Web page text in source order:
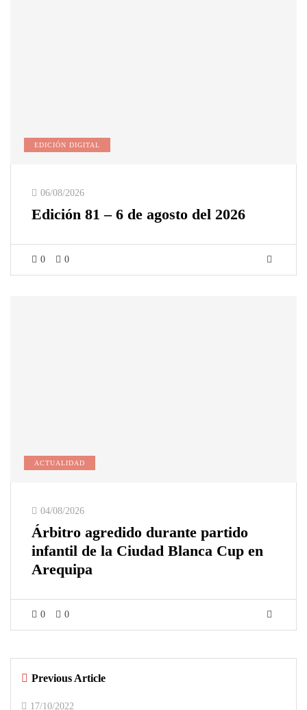
EDICIÓN DIGITAL
06/08/2026
Edición 81 – 6 de agosto del 2026
0 0
ACTUALIDAD
04/08/2026
Árbitro agredido durante partido
infantil de la Ciudad Blanca Cup en
Arequipa
0 0
Previous Article
17/10/2022